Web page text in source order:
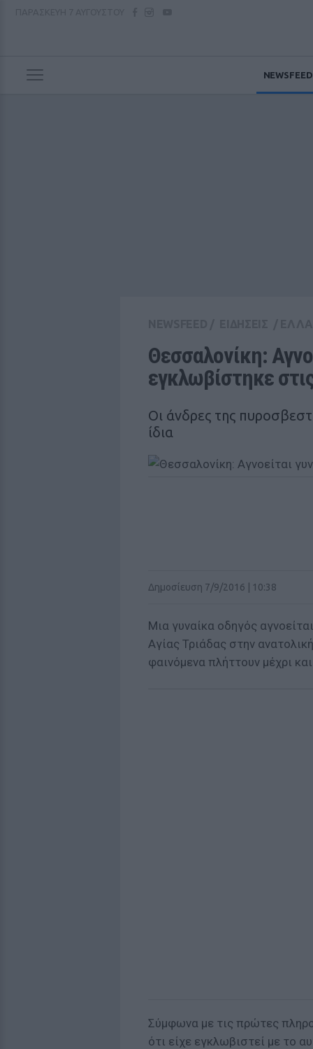
NEWSFEED
Θεσσαλονίκη:
εγκλωβίστηκε
Οι άνδρες της
ίδια
Δημοσίευση 7/9/2016 | 10:38
Μια γυναίκα οδηγός
Αγίας Τριάδας στην
φαινόμενα πλήττουν μέχρι
Σύμφωνα με τις πρώτες
ότι είχε εγκλωβιστεί με το